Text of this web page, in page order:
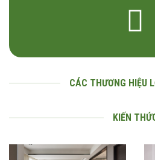
CÁC THƯƠNG HIỆU
KIẾN